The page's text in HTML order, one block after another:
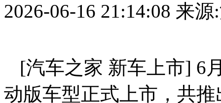
2026-06-16 21:14:08 来源
[汽车之家 新车上市] 6
动版车型正式上市，共